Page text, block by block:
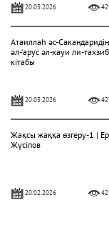
20.03.2026
Атаиллаһ әс-
әл-‘арус әл-хауи ли-
кітабы
20.03.2026
Жақсы жаққа өзгеру-1 |
Жүсіпов
20.02.2026